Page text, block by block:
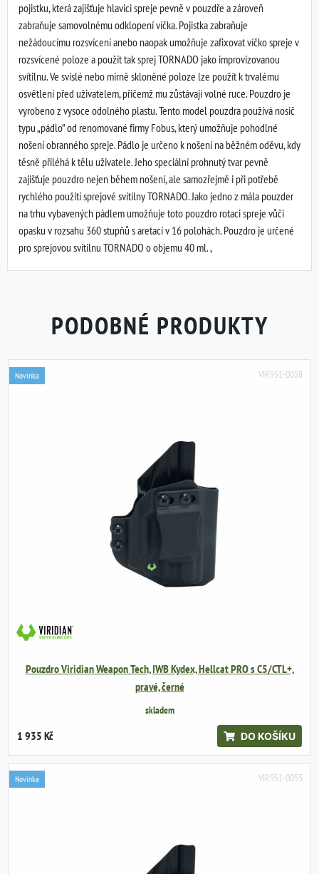
pojistku, která zajišťuje hlavici spreje pevně v pouzdře a zároveň
zabraňuje samovolnému odklopení víčka. Pojistka zabraňuje
nežádoucímu rozsvícení anebo naopak umožňuje zafixovat víčko spreje v
rozsvícené poloze a použít tak sprej TORNADO jako improvizovanou
svítilnu. Ve svislé nebo mírně skloněné poloze lze použít k trvalému
osvětlení před uživatelem, přičemž mu zůstávají volné ruce. Pouzdro je
vyrobeno z vysoce odolného plastu. Tento model pouzdra používá nosič
typu „pádlo” od renomované firmy Fobus, který umožňuje pohodlné
nošení obranného spreje. Pádlo je určeno k nošení na běžném oděvu, kdy
těsně přiléhá k tělu uživatele. Jeho speciální prohnutý tvar pevně
zajišťuje pouzdro nejen během nošení, ale samozřejmě i při potřebě
rychlého použití sprejové svítilny TORNADO. Jako jedno z mála pouzder
na trhu vybavených pádlem umožňuje toto pouzdro rotaci spreje vůči
opasku v rozsahu 360 stupňů s aretací v 16 polohách. Pouzdro je určené
pro sprejovou svítilnu TORNADO o objemu 40 ml. ,
PODOBNÉ PRODUKTY
VIR951-0058
Novinka
Pouzdro Viridian Weapon Tech, IWB Kydex, Hellcat PRO s C5/CTL+,
pravé, černé
skladem
1 935 Kč DO KOŠÍKU
VIR951-0055
Novinka